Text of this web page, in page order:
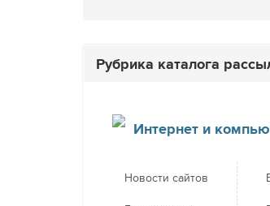
Рубрика каталога
Интернет и
Новости сайтов